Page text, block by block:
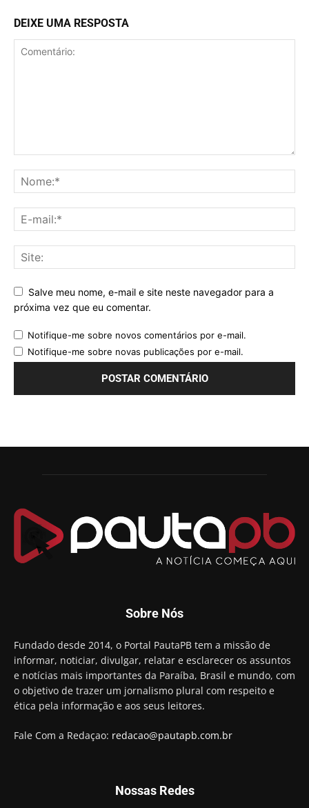
DEIXE UMA RESPOSTA
Salve meu nome, e-mail e site neste navegador para a
próxima vez que eu comentar.
Notifique-me sobre novos comentários por e-mail.
Notifique-me sobre novas publicações por e-mail.
Sobre Nós
Fundado desde 2014, o Portal PautaPB tem a missão de
informar, noticiar, divulgar, relatar e esclarecer os assuntos
e notícias mais importantes da Paraíba, Brasil e mundo, com
o objetivo de trazer um jornalismo plural com respeito e
ética pela informação e aos seus leitores.
Fale Com a Redaçao: redacao@pautapb.com.br
Nossas Redes